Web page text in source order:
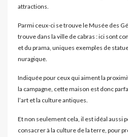
attractions.
Parmi ceux-ci se trouve le Musée des
trouve dans la ville de cabras : ici sont
et du prama, uniques exemples de
nuragique.
Indiquée pour ceux qui aiment la
la campagne, cette maison est donc
l’art et la culture antiques.
Et non seulement cela, il est idéal aussi
consacrer à la culture de la terre, pour